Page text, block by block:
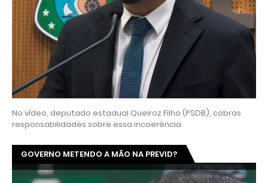
No vídeo, deputado estadual Queiroz Filho (PSDB), cobras
responsabilidades sobre essa incoerência
GOVERNO METENDO A MÃO NA PREVID?